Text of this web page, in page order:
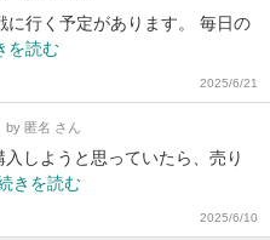
に行く予定があります。 毎日の
を読む
2025/6/21
by 匿名 さん
しようと思っていたら、売り
きを読む
2025/6/10